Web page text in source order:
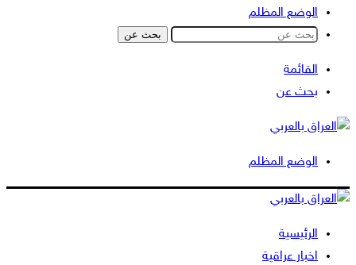
الوضع المظلم
بحث عن
القائمة
بحث عن
الوضع المظلم
الرئيسية
اخبار عراقية